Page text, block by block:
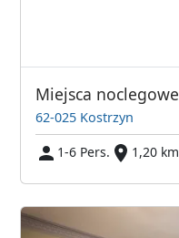
Miejsca
62-025 Kostrzyn
1-6 Pers.
1,20 km